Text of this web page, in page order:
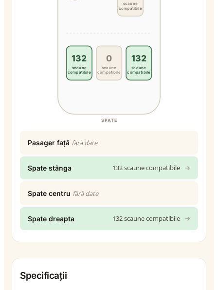
SPATE
scaune
compatibile
132
scaune
compatibile
0
scaune
compatibile
132
scaune
compatibile
Pasager față fără date
Spate stânga 132 scaune compatibile →
Spate centru fără date
Spate dreapta 132 scaune compatibile →
Specificații